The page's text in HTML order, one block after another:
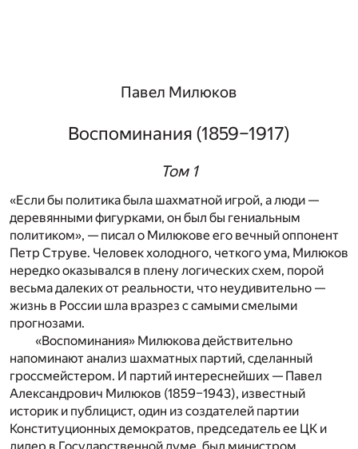
Павел Милюков
Воспоминания (1859–1917)
Том 1
«Если бы политика была шахматной игрой, а люди —
деревянными фигурками, он был бы гениальным
политиком», — писал о Милюкове его вечный оппонент
Петр Струве. Человек холодного, четкого ума, Милюков
нередко оказывался в плену логических схем, порой
весьма далеких от реальности, что неудивительно —
жизнь в России шла вразрез с самыми смелыми
прогнозами.
«Воспоминания» Милюкова действительно
напоминают анализ шахматных партий, сделанный
гроссмейстером. И партий интереснейших — Павел
Александрович Милюков (1859–1943), известный
историк и публицист, один из создателей партии
Конституционных демократов, председатель ее ЦК и